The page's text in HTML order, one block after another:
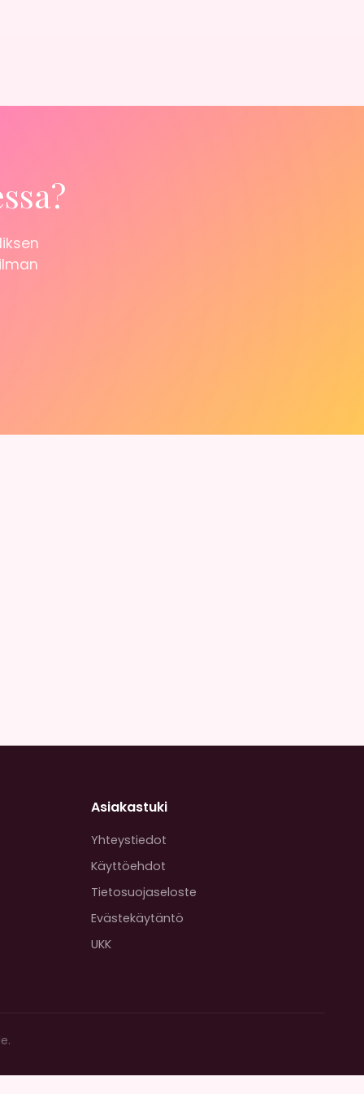
Asiakastuki
Yhteystiedot
Käyttöehdot
Tietosuojaseloste
Evästekäytäntö
UKK